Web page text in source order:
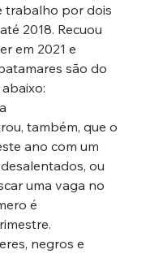
trabalho por dois
2018. Recuou
em 2021 e
são do
também, que o
ano com um
ou
uma vaga no
é
negros e